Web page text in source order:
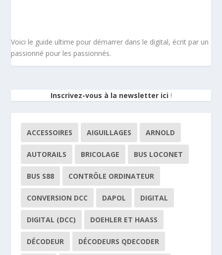
Voici le guide ultime pour démarrer dans le digital, écrit par un
passionné pour les passionnés.
Inscrivez-vous à la newsletter ici!
ACCESSOIRES AIGUILLAGES ARNOLD
AUTORAILS BRICOLAGE BUS LOCONET
BUS S88 CONTRÔLE ORDINATEUR
CONVERSION DCC DAPOL DIGITAL
DIGITAL (DCC) DOEHLER ET HAASS
DÉCODEUR DÉCODEURS QDECODER